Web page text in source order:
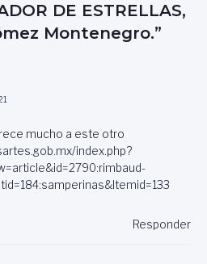
DE ESTRELLAS,
Montenegro.”
mucho a este otro
index.php?
Responder